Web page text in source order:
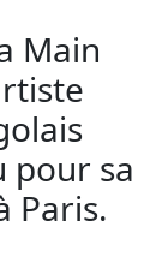
Main
pour sa
Paris.